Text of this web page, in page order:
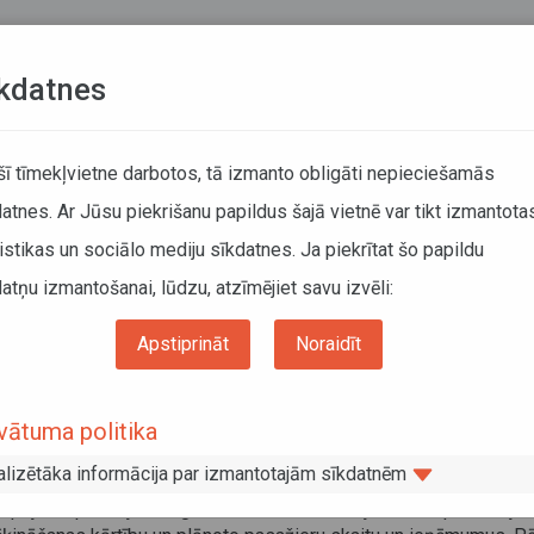
Pārskati
direkcija veic prognozētos aprēķinus nākamajam
maršrutu tīklu, kā arī ņemot vērā sabiedriskā transporta
tīmekļvietne darbotos, tā izmanto obligāti nepieciešamās
Ar Jūsu piekrišanu papildus šajā vietnē var tikt
un sociālo mediju sīkdatnes. Ja piekrītat šo papildu
izmantošanai, lūdzu, atzīmējiet savu izvēli:
Apstiprināt Noraidīt
politika
informācija par izmantotajām sīkdatnēm